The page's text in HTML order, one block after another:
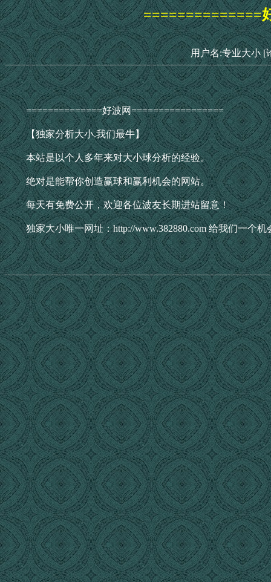
==============
用户名:专业大小 [
==============好波网=================
【独家分析大小.我们最牛】
本站是以个人多年来对大小球分析的经验。
绝对是能帮你创造赢球和赢利机会的网站。
每天有免费公开，欢迎各位波友长期进站留意！
独家大小唯一网址：http://www.382880.com 给我们一个